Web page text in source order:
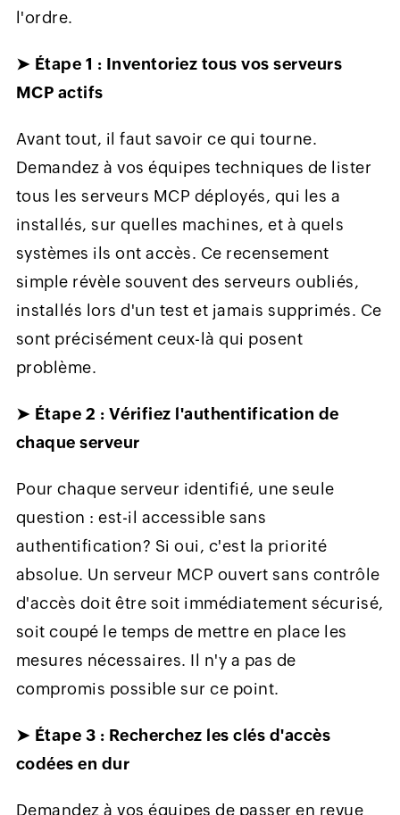
l'ordre.
➤ Étape 1 : Inventoriez tous vos serveurs
MCP actifs
Avant tout, il faut savoir ce qui tourne.
Demandez à vos équipes techniques de lister
tous les serveurs MCP déployés, qui les a
installés, sur quelles machines, et à quels
systèmes ils ont accès. Ce recensement
simple révèle souvent des serveurs oubliés,
installés lors d'un test et jamais supprimés. Ce
sont précisément ceux-là qui posent
problème.
➤ Étape 2 : Vérifiez l'authentification de
chaque serveur
Pour chaque serveur identifié, une seule
question : est-il accessible sans
authentification? Si oui, c'est la priorité
absolue. Un serveur MCP ouvert sans contrôle
d'accès doit être soit immédiatement sécurisé,
soit coupé le temps de mettre en place les
mesures nécessaires. Il n'y a pas de
compromis possible sur ce point.
➤ Étape 3 : Recherchez les clés d'accès
codées en dur
Demandez à vos équipes de passer en revue